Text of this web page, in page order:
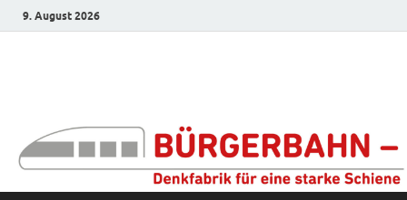
9. August 2026
Denkfabrik für eine
starke Schiene